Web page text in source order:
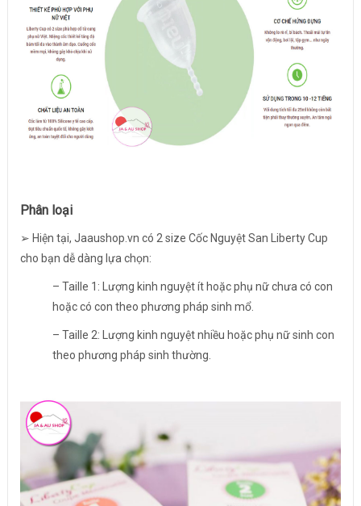
Phân loại
➢ Hiện tại, Jaaushop.vn có 2 size Cốc Nguyệt San Liberty Cup
cho bạn dễ dàng lựa chọn:
– Taille 1: Lượng kinh nguyệt ít hoặc phụ nữ chưa có con
hoặc có con theo phương pháp sinh mổ.
– Taille 2: Lượng kinh nguyệt nhiều hoặc phụ nữ sinh con
theo phương pháp sinh thường.